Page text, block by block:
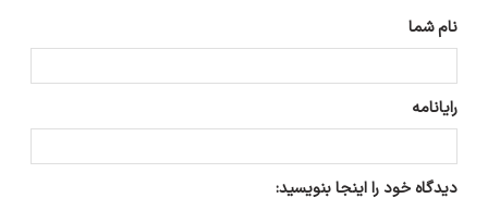
نام شما
رایانامه
دیدگاه خود را اینجا بنویسید: